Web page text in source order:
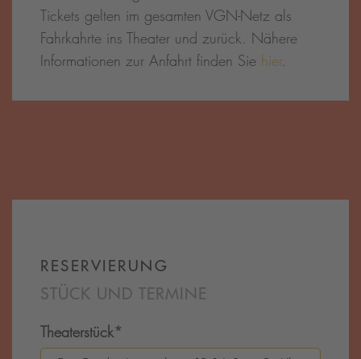
Tickets gelten im gesamten VGN-Netz als
Fahrkahrte ins Theater und zurück. Nähere
Informationen zur Anfahrt finden Sie hier.
RESERVIERUNG
STÜCK UND TERMINE
Theaterstück*